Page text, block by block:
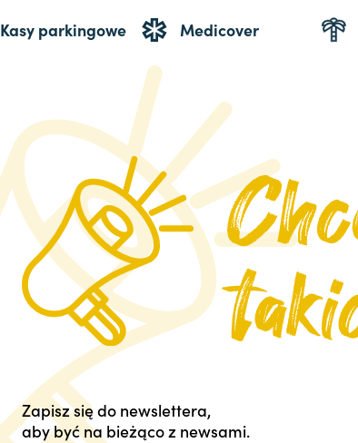
Kasy parkingowe Medicover
Zapisz się do newslettera,
aby być na bieżąco z newsami.